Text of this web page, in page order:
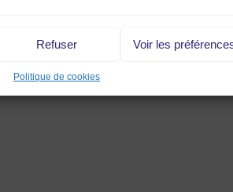
Refuser Voir les
Politique de cookies